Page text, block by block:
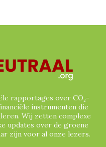
STATEN
ZUID-AFRIKA
rapportages over CO₂-
instrumenten die
Wij zetten complexe
updates over de groene
zijn voor al onze lezers.